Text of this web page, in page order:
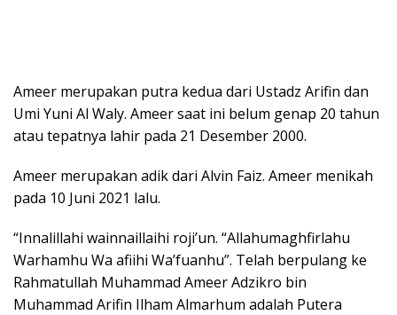
Ameer merupakan putra kedua dari Ustadz Arifin dan
Umi Yuni Al Waly. Ameer saat ini belum genap 20 tahun
atau tepatnya lahir pada 21 Desember 2000.
Ameer merupakan adik dari Alvin Faiz. Ameer menikah
pada 10 Juni 2021 lalu.
“Innalillahi wainnaillaihi roji’un. “Allahumaghfirlahu
Warhamhu Wa afiihi Wa’fuanhu”. Telah berpulang ke
Rahmatullah Muhammad Ameer Adzikro bin
Muhammad Arifin Ilham Almarhum adalah Putera